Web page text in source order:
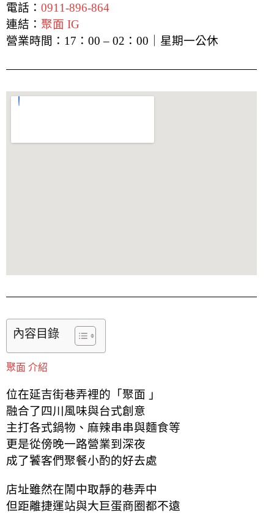
電話： 0911-896-864
連結： 聚面 IG
營業時間：17：00 – 02：00｜星期一公休
內容目錄
聚面 介紹
位在延吉街巷弄裡的「聚面 」
融合了四川風味與台式創意
主打各式鍋物、麻辣串串與麵食等
更是從傍晚一路營業到深夜
成了饕客們聚餐小酌的好去處
店址雖然在鬧中取靜的巷弄中
但距離捷運站與大巨蛋商圈都不遠